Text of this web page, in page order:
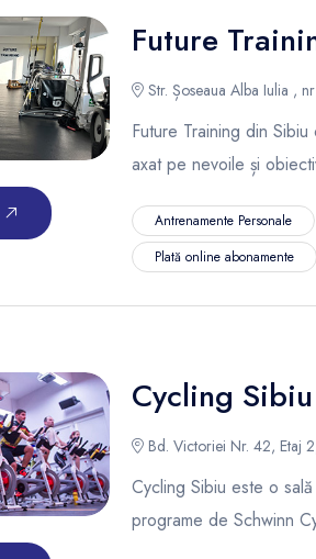
Future
Str. Șoseaua Alba Iulia ,
Future Training din
axat pe nevoile și
Antrenamente Personale
Plată online abonamente
Cycling Sibiu
Bd. Victoriei Nr. 42, Etaj
Cycling Sibiu este o
programe de Schwinn